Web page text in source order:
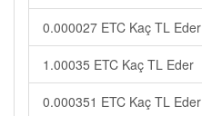
0.000027 ETC Kaç TL Eder
1.00035 ETC Kaç TL Eder
0.000351 ETC Kaç TL Eder